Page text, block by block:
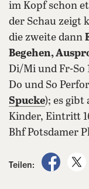
im Kopf schon
der Schau zeigt
die zweite dann
Begehen,
Di/Mi und Fr-So
Do und So
Spucke); es
Kinder, Eintritt
Bhf Potsdamer
Teilen:
auf